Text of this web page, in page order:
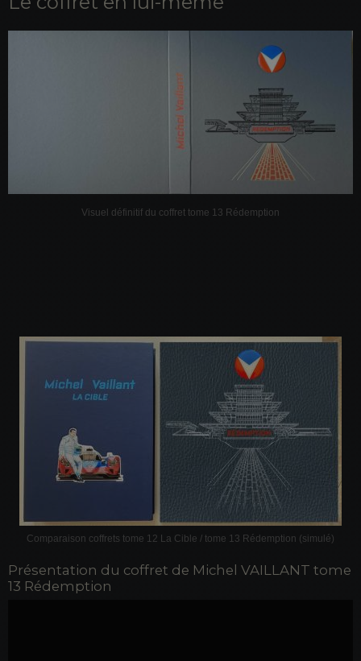
Visuel définitif du coffret tome 13 Rédemption
Comparaison coffrets tome 12 La Cible / tome 13 Rédemption (simulé)
Présentation du coffret de Michel VAILLANT tome
13 Rédemption